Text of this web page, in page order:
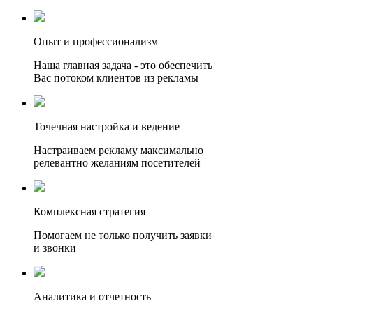
Опыт и профессионализм
Наша главная задача - это обеспечить
Вас потоком клиентов из рекламы
Точечная настройка и ведение
Настраиваем рекламу максимально
релевантно желаниям посетителей
Комплексная стратегия
Помогаем не только получить заявки
и звонки
Аналитика и отчетность